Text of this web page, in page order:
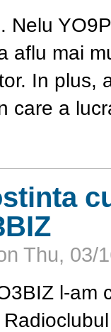
Nelu
aflu mai
In plus,
care a
Thu, 03/
l-am